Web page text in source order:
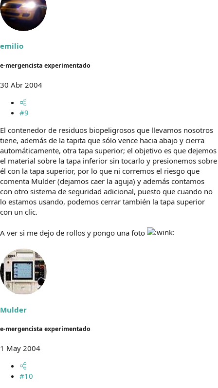
emilio
e-mergencista experimentado
30 Abr 2004
#9
El contenedor de residuos biopeligrosos que llevamos nosotros
tiene, además de la tapita que sólo vence hacia abajo y cierra
automáticamente, otra tapa superior; el objetivo es que dejemos
el material sobre la tapa inferior sin tocarlo y presionemos sobre
él con la tapa superior, por lo que ni corremos el riesgo que
comenta Mulder (dejamos caer la aguja) y además contamos
con otro sistema de seguridad adicional, puesto que cuando no
lo estamos usando, podemos cerrar también la tapa superior
con un clic.
A ver si me dejo de rollos y pongo una foto
Mulder
e-mergencista experimentado
1 May 2004
#10